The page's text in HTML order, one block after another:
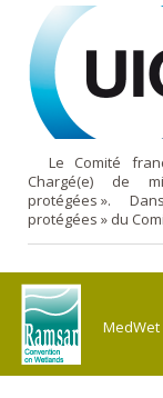
Le Comité
Chargé(e) de
protégées ». Dans
protégées » du